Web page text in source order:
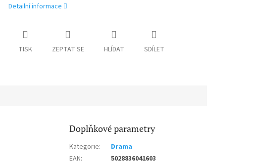
Detailní informace
TISK ZEPTAT SE HLÍDAT SDÍLET
Doplňkové parametry
Kategorie:
Drama
EAN:
5028836041603